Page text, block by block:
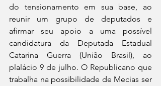
do tensionamento em sua base, ao
reunir um grupo de deputados e
afirmar seu apoio a uma possível
candidatura da Deputada Estadual
Catarina Guerra (União Brasil), ao
plalácio 9 de julho. O Republicano que
trabalha na possibilidade de Mecias ser